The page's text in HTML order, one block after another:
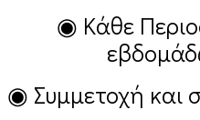
◉ Κάθε
◉ Συμμετοχή και